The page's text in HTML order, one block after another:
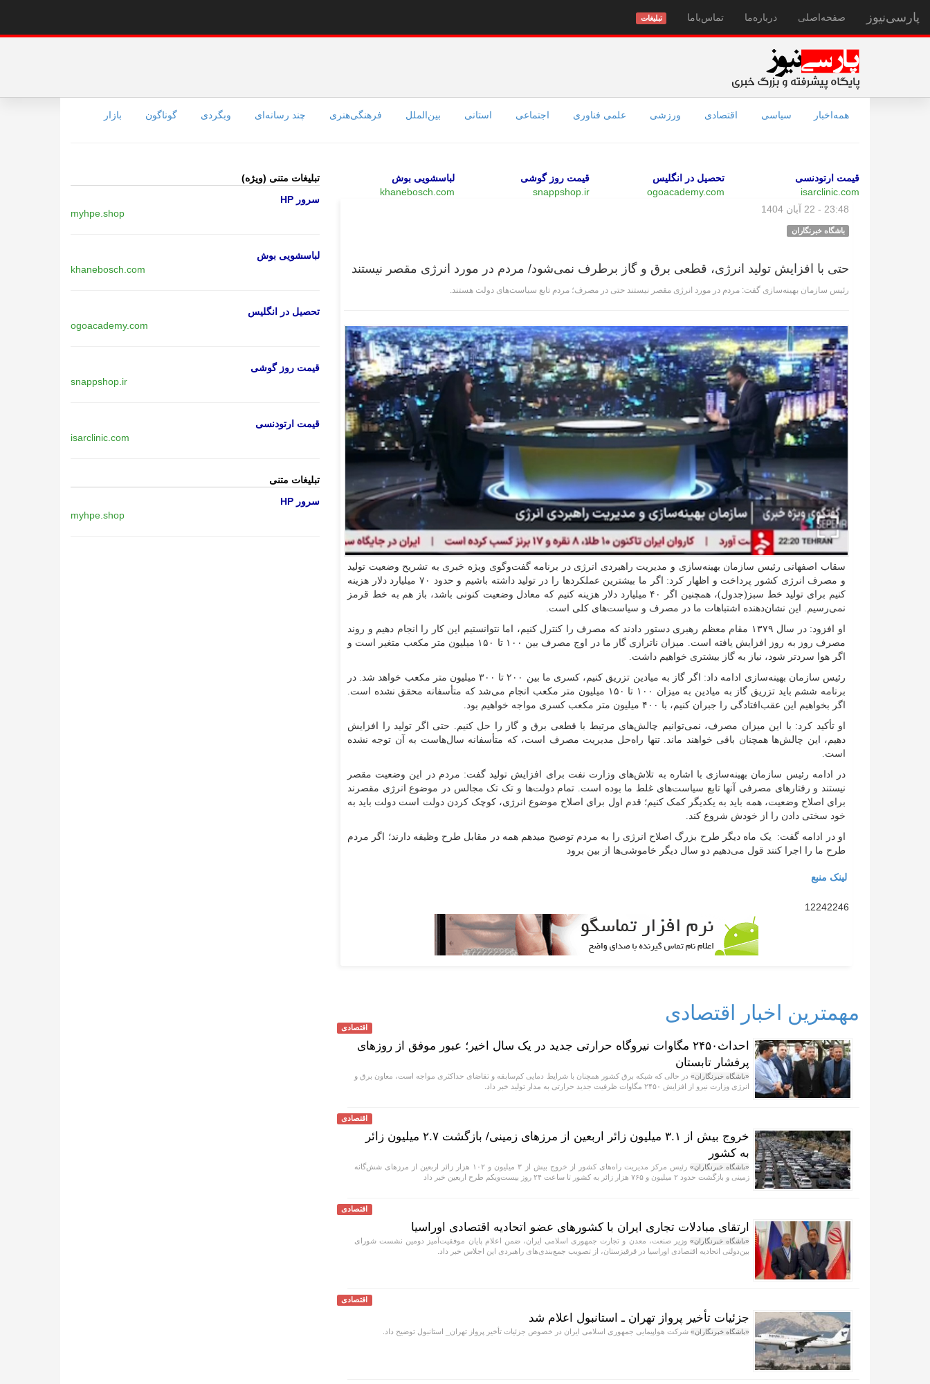
پارسی‌نیوز صفحه‌اصلی درباره‌ما تماس‌با‌ما تبلیغات
همه‌اخبار سیاسی اقتصادی ورزشی علمی فناوری اجتماعی استانی بین‌الملل فرهنگی‌هنری چند رسانه‌ای وبگردی گوناگون بازار
قیمت ارتودنسی
isarclinic.com
تحصیل در انگلیس
ogoacademy.com
قیمت روز گوشی
snappshop.ir
لباسشویی بوش
khanebosch.com
23:48 - 22 آبان 1404
باشگاه خبرنگاران
حتی با افزایش تولید انرژی، قطعی برق و گاز برطرف نمی‌شود/ مردم در مورد انرژی مقصر نیستند
رئیس سازمان بهینه‌سازی گفت: مردم در مورد انرژی مقصر نیستند حتی در مصرف؛ مردم تابع سیاست‌های دولت هستند.
سقاب اصفهانی رئیس سازمان بهینه‌سازی و مدیریت راهبردی انرژی در برنامه گفت‌وگوی ویژه خبری به تشریح وضعیت تولید
و مصرف انرژی کشور پرداخت و اظهار کرد: اگر ما بیشترین عملکرد‌ها را در تولید داشته باشیم و حدود ۷۰ میلیارد دلار هزینه
کنیم برای تولید خط سبز(جدول)، همچنین اگر ۴۰ میلیارد دلار هزینه کنیم که معادل وضعیت کنونی باشد، باز هم به خط قرمز
نمی‌رسیم. این نشان‌دهنده اشتباهات ما در مصرف و سیاست‌های کلی است.
او افزود: در سال ۱۳۷۹ مقام معظم رهبری دستور دادند که مصرف را کنترل کنیم، اما نتوانستیم این کار را انجام دهیم و روند
مصرف روز به روز افزایش یافته است. میزان ناترازی گاز ما در اوج مصرف بین ۱۰۰ تا ۱۵۰ میلیون متر مکعب متغیر است و
اگر هوا سردتر شود، نیاز به گاز بیشتری خواهیم داشت.
رئیس سازمان بهینه‌سازی ادامه داد: اگر گاز به میادین تزریق کنیم، کسری ما بین ۲۰۰ تا ۳۰۰ میلیون متر مکعب خواهد شد. در
برنامه ششم باید تزریق گاز به میادین به میزان ۱۰۰ تا ۱۵۰ میلیون متر مکعب انجام می‌شد که متأسفانه محقق نشده است.
اگر بخواهیم این عقب‌افتادگی را جبران کنیم، با ۴۰۰ میلیون متر مکعب کسری مواجه خواهیم بود.
او تأکید کرد: با این میزان مصرف، نمی‌توانیم چالش‌های مرتبط با قطعی برق و گاز را حل کنیم. حتی اگر تولید را افزایش
دهیم، این چالش‌ها همچنان باقی خواهند ماند. تنها راه‌حل مدیریت مصرف است، که متأسفانه سال‌هاست به آن توجه نشده
است.
در ادامه رئیس سازمان بهینه‌سازی با اشاره به تلاش‌های وزارت نفت برای افزایش تولید گفت: مردم در این وضعیت مقصر
نیستند و رفتار‌های مصرفی آنها تابع سیاست‌های غلط ما بوده است. تمام دولت‌ها و تک تک مجالس در موضوع انرژی مقصرند
برای اصلاح وضعیت، همه باید به یکدیگر کمک کنیم؛ قدم اول برای اصلاح موضوع انرژی، کوچک کردن دولت است دولت باید به
خود سختی دادن را از خودش شروع کند.
او در ادامه گفت: یک ماه دیگر طرح بزرگ اصلاح انرژی را به مردم توضیح میدهم همه در مقابل طرح وظیفه دارند؛ اگر مردم
طرح ما را اجرا کنند قول می‌دهیم دو سال دیگر خاموشی‌ها از بین برود
لینک منبع
12242246
مهمترین اخبار اقتصادی
اقتصادی
احداث۲۴۵۰ مگاوات نیروگاه حرارتی جدید در یک سال اخیر؛ عبور موفق از روز‌های
پرفشار تابستان
«باشگاه خبرنگاران» در حالی که شبکه برق کشور همچنان با شرایط دمایی کم‌سابقه و تقاضای حداکثری مواجه است، معاون برق و
انرژی وزارت نیرو از افزایش ۲۴۵۰ مگاوات ظرفیت جدید حرارتی به مدار تولید خبر داد.
اقتصادی
خروج بیش از ۳.۱ میلیون زائر اربعین از مرزهای زمینی/ بازگشت ۲.۷ میلیون زائر
به کشور
«باشگاه خبرنگاران»
رئیس مرکز مدیریت راه‌های کشور از خروج بیش از ۳ میلیون و ۱۰۲ هزار زائر اربعین از مرزهای شش‌گانه
زمینی و بازگشت حدود ۲ میلیون و ۷۶۵ هزار زائر به کشور تا ساعت ۲۴ روز بیست‌ویکم طرح اربعین خبر داد
اقتصادی
ارتقای مبادلات تجاری ایران با کشور‌های عضو اتحادیه اقتصادی اوراسیا
«باشگاه خبرنگاران» وزیر صنعت، معدن و تجارت جمهوری اسلامی ایران، ضمن اعلام پایان موفقیت‌آمیز دومین نشست شورای
بین‌دولتی اتحادیه اقتصادی اوراسیا در قرقیزستان، از تصویب جمع‌بندی‌های راهبردی این اجلاس خبر داد.
اقتصادی
جزئیات تأخیر پرواز تهران ـ استانبول اعلام شد
«باشگاه خبرنگاران» شرکت هواپیمایی جمهوری اسلامی ایران در خصوص جزئیات تأخیر پرواز تهران_ استانبول توضیح داد.
تبلیغات متنی (ویژه)
سرور HP
myhpe.shop
لباسشویی بوش
khanebosch.com
تحصیل در انگلیس
ogoacademy.com
قیمت روز گوشی
snappshop.ir
قیمت ارتودنسی
isarclinic.com
تبلیغات متنی
سرور HP
myhpe.shop